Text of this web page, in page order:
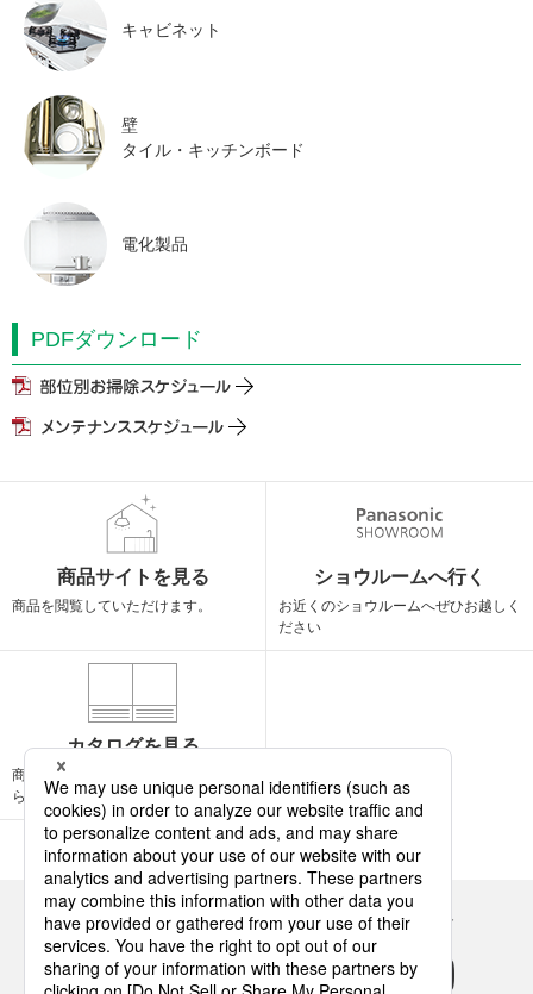
キャビネット
壁
タイル・キッチンボード
電化製品
PDFダウンロード
商品サイトを見る
商品を閲覧していただけます。
ショウルームへ行く
お近くのショウルームへぜひお越しく
ださい
カタログを見る
商品カタログの閲覧と
らから
Panasonicの住まい・くらし SNSアカウント